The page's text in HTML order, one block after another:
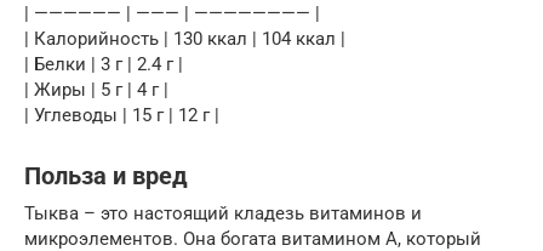
| —————— | ——— | ———————— |
| Калорийность | 130 ккал | 104 ккал |
| Белки | 3 г | 2.4 г |
| Жиры | 5 г | 4 г |
| Углеводы | 15 г | 12 г |
Польза и вред
Тыква – это настоящий кладезь витаминов и
микроэлементов. Она богата витамином А, который